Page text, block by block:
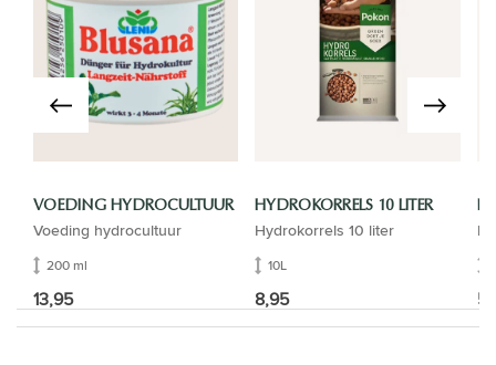
VOEDING HYDROCULTUUR
Voeding hydrocultuur
200 ml
13,95
HYDROKORRELS 10 LITER
Hydrokorrels 10 liter
10L
8,95